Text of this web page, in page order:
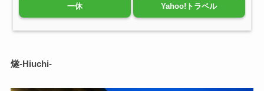
一休 Yahoo!トラベル
燧-Hiuchi-